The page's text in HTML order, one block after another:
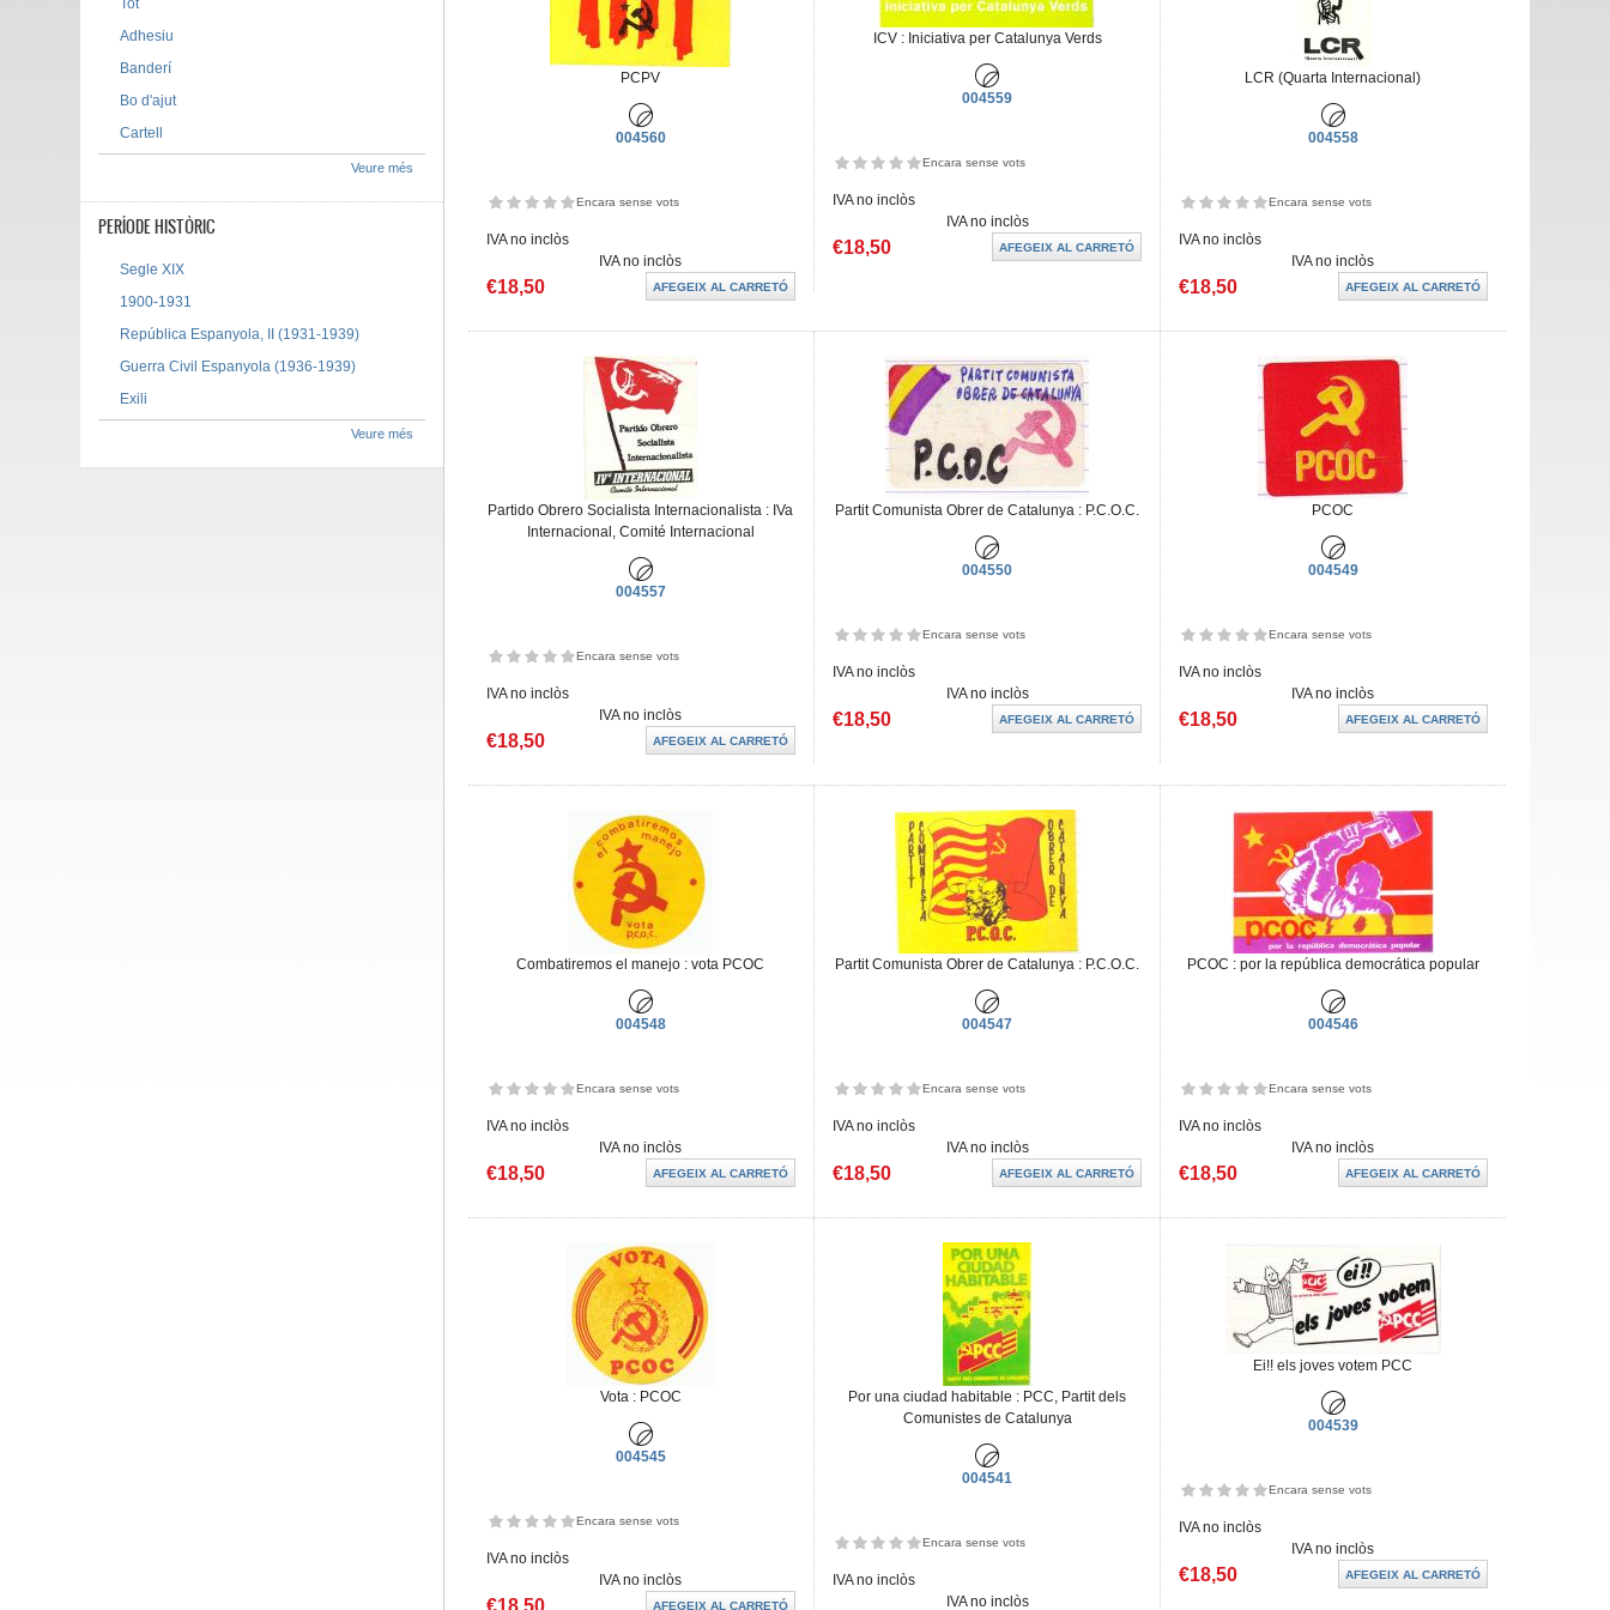
PCPV
004560
Encara sense vots
IVA no inclòs
IVA no inclòs
€18,50
ICV : Iniciativa per Catalunya Verds
004559
Encara sense vots
IVA no inclòs
IVA no inclòs
€18,50
LCR (Quarta Internacional)
004558
Encara sense vots
IVA no inclòs
IVA no inclòs
€18,50
Partido Obrero Socialista Internacionalista : IVa
Internacional, Comité Internacional
004557
Encara sense vots
IVA no inclòs
IVA no inclòs
€18,50
Partit Comunista Obrer de Catalunya : P.C.O.C.
004550
Encara sense vots
IVA no inclòs
IVA no inclòs
€18,50
PCOC
004549
Encara sense vots
IVA no inclòs
IVA no inclòs
€18,50
Combatiremos el manejo : vota PCOC
004548
Encara sense vots
IVA no inclòs
IVA no inclòs
€18,50
Partit Comunista Obrer de Catalunya : P.C.O.C.
004547
Encara sense vots
IVA no inclòs
IVA no inclòs
€18,50
PCOC : por la república democrática popular
004546
Encara sense vots
IVA no inclòs
IVA no inclòs
€18,50
Vota : PCOC
004545
Encara sense vots
IVA no inclòs
IVA no inclòs
€18,50
Por una ciudad habitable : PCC, Partit dels
Comunistes de Catalunya
004541
Encara sense vots
IVA no inclòs
IVA no inclòs
Ei!! els joves votem PCC
004539
Encara sense vots
IVA no inclòs
IVA no inclòs
€18,50
Tot
Adhesiu
Banderí
Bo d'ajut
Cartell
Veure més
PERÍODE HISTÒRIC
Segle XIX
1900-1931
República Espanyola, II (1931-1939)
Guerra Civil Espanyola (1936-1939)
Exili
Veure més